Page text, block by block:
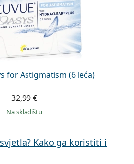
for Astigmatism (6 leća)
32,99 €
na skladištu
Kako ga koristiti i